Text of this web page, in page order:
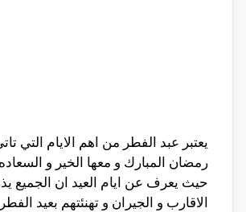
يعتبر عبد الفطر من اهم الايام التي
رمضان المبارك و معها الخير و
حيث يعرف عن ايام العيد ان الجميع
الاقارب و الجيران و تهنئتهم بعيد